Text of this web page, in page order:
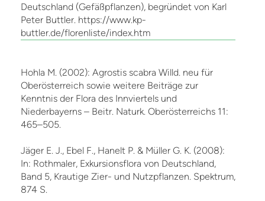
Deutschland (Gefäßpflanzen), begründet von Karl
Peter Buttler. https://www.kp-
buttler.de/florenliste/index.htm
Hohla M. (2002): Agrostis scabra Willd. neu für
Oberösterreich sowie weitere Beiträge zur
Kenntnis der Flora des Innviertels und
Niederbayerns – Beitr. Naturk. Oberösterreichs 11:
465–505.
Jäger E. J., Ebel F., Hanelt P. & Müller G. K. (2008):
In: Rothmaler, Exkursionsflora von Deutschland,
Band 5, Krautige Zier- und Nutzpflanzen. Spektrum,
874 S.